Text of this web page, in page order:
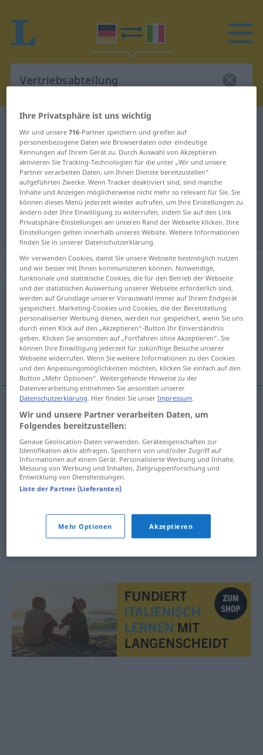
Deutsch-Italienisch Wörterbuch
Vertriebsabteilung
Deutsch-Italienisch Übersetzung
für "Vertriebsabteilung"
"Vertriebsabteilung" Italienisch
Übersetzung
„Vertriebsabteilung“: Femininum
Vertriebsabteilungf
Übersicht aller Übersetzungen
(Für mehr Details die Übersetzung anklicken/antippen)
ufficio vendite
ufficio mvendite Vertriebsabteilung
Synonyme für "Vertriebsabteilung"
Firmenjargon)
Verkaufsabteilung
Ihre Privatsphäre ist uns wichtig
Wir und unsere716-Partner speichern und greifen auf
personenbezogene Daten wie Browserdaten oder eindeutige
Kennungen auf Ihrem Gerät zu. Durch Auswahl von Akzeptieren
aktivieren Sie Tracking-Technologien für die unter „Wir und unsere
Partner verarbeiten Daten, um Ihnen Dienste bereitzustellen“
aufgeführten Zwecke. Wenn Tracker deaktiviert sind, sind manche
Inhalte und Anzeigen möglicherweise nicht mehr so relevant für Sie. Sie
können dieses Menü jederzeit wieder aufrufen, um Ihre Einstellungen zu
ändern oder Ihre Einwilligung zu widerrufen, indem Sie auf den Link
Privatsphäre-Einstellungen am unteren Rand der Webseite klicken. Ihre
Einstellungen gelten innerhalb unseres Website. Weitere Informationen
finden Sie in unserer Datenschutzerklärung.
Wir verwenden Cookies, damit Sie unsere Webseite bestmöglich nutzen
und wir besser mit Ihnen kommunizieren können. Notwendige,
funktionale und statistische Cookies, die für den Betrieb der Webseite
und der statistischen Auswertung unserer Webseite erforderlich sind,
werden auf Grundlage unserer Vorauswahl immer auf Ihrem Endgerät
gespeichert. Marketing-Cookies und Cookies, die der Bereitstellung
personalisierter Werbung dienen, werden nur gespeichert, wenn Sie uns
durch einen Klick auf den „Akzeptieren“-Button Ihr Einverständnis
geben. Klicken Sie ansonsten auf „Fortfahren ohne Akzeptieren“. Sie
können Ihre Einwilligung jederzeit für zukünftige Besuche unserer
Webseite widerrufen. Wenn Sie weitere Informationen zu den Cookies
und den Anpassungsmöglichkeiten möchten, klicken Sie einfach auf den
Button „Mehr Optionen“. Weitergehende Hinweise zu der
Datenverarbeitung entnehmen Sie ansonsten unserer
Datenschutzerklärung. Hier finden Sie unserImpressum.
Wir und unsere Partner verarbeiten Daten, um
Folgendes bereitzustellen:
Genaue Geolocation-Daten verwenden. Geräteeigenschaften zur
Identifikation aktiv abfragen. Speichern von und/oder Zugriff auf
Informationen auf einem Gerät. Personalisierte Werbung und Inhalte,
Messung von Werbung und Inhalten, Zielgruppenforschung und
Entwicklung von Dienstleistungen.
Liste der Partner (Lieferanten)
Mehr Optionen Akzeptieren